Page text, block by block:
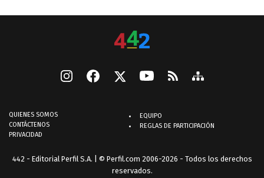
QUIENES SOMOS
CONTÁCTENOS
PRIVACIDAD
EQUIPO
REGLAS DE PARTICIPACIÓN
442 - Editorial Perfil S.A. | © Perfil.com 2006-2026 - Todos los derechos
reservados.